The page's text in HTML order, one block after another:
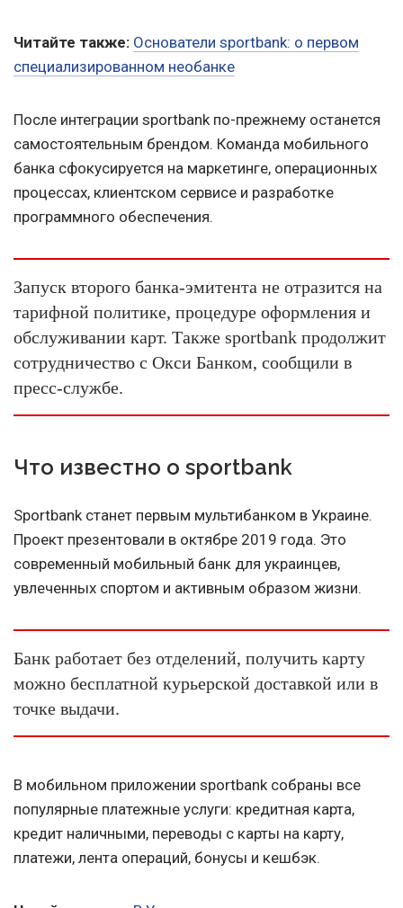
Читайте также: Основатели sportbank: о первом
специализированном необанке
После интеграции sportbank по-прежнему останется
самостоятельным брендом. Команда мобильного
банка сфокусируется на маркетинге, операционных
процессах, клиентском сервисе и разработке
программного обеспечения.
Запуск второго банка-эмитента не отразится на
тарифной политике, процедуре оформления и
обслуживании карт. Также sportbank продолжит
сотрудничество с Окси Банком, сообщили в
пресс-службе.
Что известно о sportbank
Sportbank станет первым мультибанком в Украине.
Проект презентовали в октябре 2019 года. Это
современный мобильный банк для украинцев,
увлеченных спортом и активным образом жизни.
Банк работает без отделений, получить карту
можно бесплатной курьерской доставкой или в
точке выдачи.
В мобильном приложении sportbank собраны все
популярные платежные услуги: кредитная карта,
кредит наличными, переводы с карты на карту,
платежи, лента операций, бонусы и кешбэк.